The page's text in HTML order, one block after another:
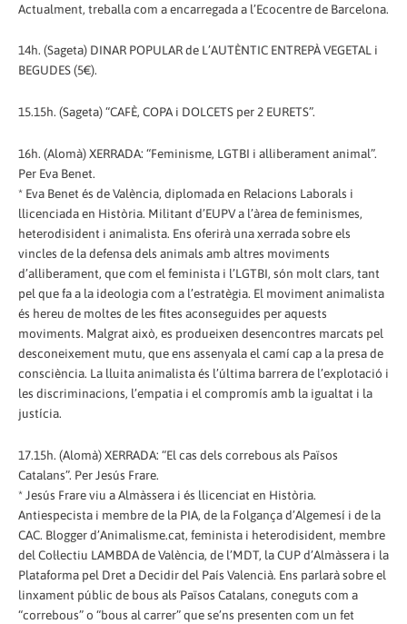
Actualment, treballa com a encarregada a l’Ecocentre de Barcelona.
14h. (Sageta) DINAR POPULAR de L’AUTÈNTIC ENTREPÀ VEGETAL i
BEGUDES (5€).
15.15h. (Sageta) “CAFÈ, COPA i DOLCETS per 2 EURETS”.
16h. (Alomà) XERRADA: “Feminisme, LGTBI i alliberament animal”.
Per Eva Benet.
* Eva Benet és de València, diplomada en Relacions Laborals i
llicenciada en Història. Militant d’EUPV a l’àrea de feminismes,
heterodisident i animalista. Ens oferirà una xerrada sobre els
vincles de la defensa dels animals amb altres moviments
d’alliberament, que com el feminista i l’LGTBI, són molt clars, tant
pel que fa a la ideologia com a l’estratègia. El moviment animalista
és hereu de moltes de les fites aconseguides per aquests
moviments. Malgrat això, es produeixen desencontres marcats pel
desconeixement mutu, que ens assenyala el camí cap a la presa de
consciència. La lluita animalista és l’última barrera de l’explotació i
les discriminacions, l’empatia i el compromís amb la igualtat i la
justícia.
17.15h. (Alomà) XERRADA: “El cas dels correbous als Països
Catalans”. Per Jesús Frare.
* Jesús Frare viu a Almàssera i és llicenciat en Història.
Antiespecista i membre de la PIA, de la Folgança d’Algemesí i de la
CAC. Blogger d’Animalisme.cat, feminista i heterodisident, membre
del Col·lectiu LAMBDA de València, de l’MDT, la CUP d’Almàssera i la
Plataforma pel Dret a Decidir del País Valencià. Ens parlarà sobre el
linxament públic de bous als Països Catalans, coneguts com a
“correbous” o “bous al carrer” que se’ns presenten com un fet